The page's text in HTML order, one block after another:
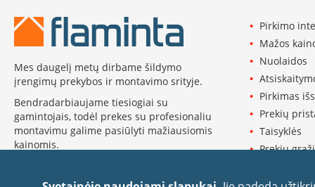
apvalūs
Kamino
traukos
gerinimas
Kamino
traukos
ventiliatoriai
traukos
Mes daugelį metų dirbame šildymo
įrengimų prekybos ir montavimo srityje.
Bendradarbiaujame tiesiogiai su
gamintojais, todėl prekes su profesionaliu
montavimu galime pasiūlyti mažiausiomis
kainomis.
Pirkimo
Mažos
Nuolaidos
Pirkimas
Prekių
Taisyklės
Prekių
Slapukų